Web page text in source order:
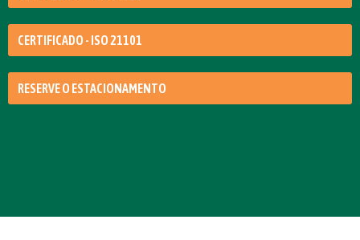
CERTIFICADO - ISO 21101
RESERVE O ESTACIONAMENTO